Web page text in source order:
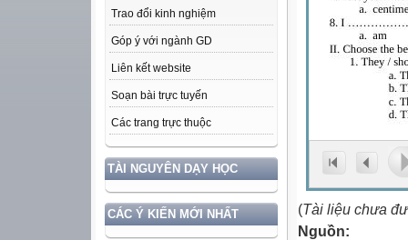
Trao đổi kinh nghiệm
Góp ý với ngành GD
Liên kết website
Soạn bài trực tuyến
Các trang trực thuộc
TÀI NGUYÊN DẠY HỌC
CÁC Ý KIẾN MỚI NHẤT (Tài liệu chưa
Nguồn: